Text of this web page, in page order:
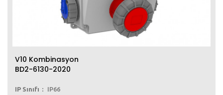
V10 Kombinasyon
BD2-6130-2020
IP Sınıfı
IP66